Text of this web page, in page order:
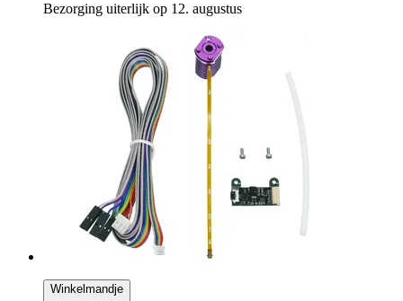
Bezorging uiterlijk op 12. augustus
Winkelmandje